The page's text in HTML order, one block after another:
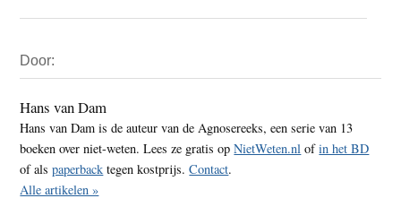
Sidebar
Door:
Hans van Dam
Hans van Dam is de auteur van de Agnosereeks, een serie van 13
boeken over niet-weten. Lees ze gratis opNietWeten.nl ofin het BD
of alspaperback tegen kostprijs.Contact.
Alle artikelen »